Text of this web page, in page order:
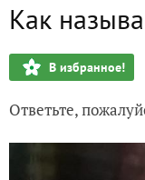
Как
В избранное!
Ответьте,